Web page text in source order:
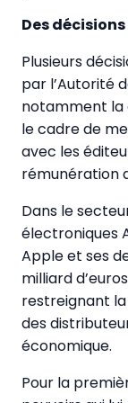
Des
Plusieurs
par l’Autorité
notamment la
le cadre de
avec les
rémunération
Dans le
électroniques
Apple et ses
milliard
restreignant
des
économique.
Pour la